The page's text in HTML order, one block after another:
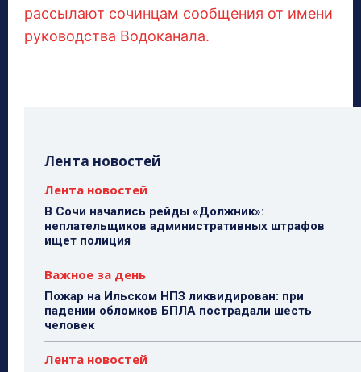
рассылают сочинцам сообщения от имени
руководства Водоканала.
Лента новостей
Лента новостей
В Сочи начались рейды «Должник»:
неплательщиков административных штрафов
ищет полиция
Важное за день
Пожар на Ильском НПЗ ликвидирован: при
падении обломков БПЛА пострадали шесть
человек
Лента новостей